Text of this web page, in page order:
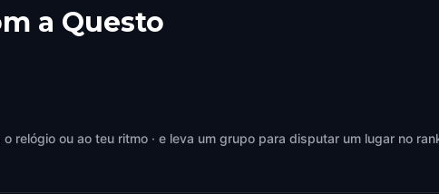
a Questo
ou ao teu ritmo · e leva um grupo para disputar um lugar no